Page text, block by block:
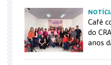
Café
do
anos